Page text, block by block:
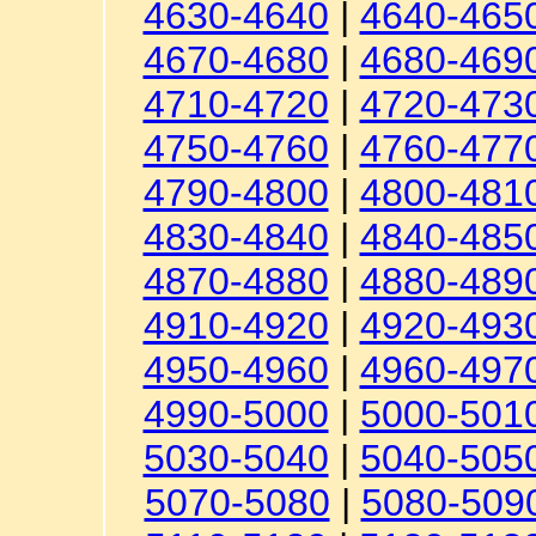
4630-4640 | 4640-
4670-4680 | 4680-
4710-4720 | 4720-
4750-4760 | 4760-
4790-4800 | 4800-
4830-4840 | 4840-
4870-4880 | 4880-
4910-4920 | 4920-
4950-4960 | 4960-
4990-5000 | 5000-
5030-5040 | 5040-
5070-5080 | 5080-